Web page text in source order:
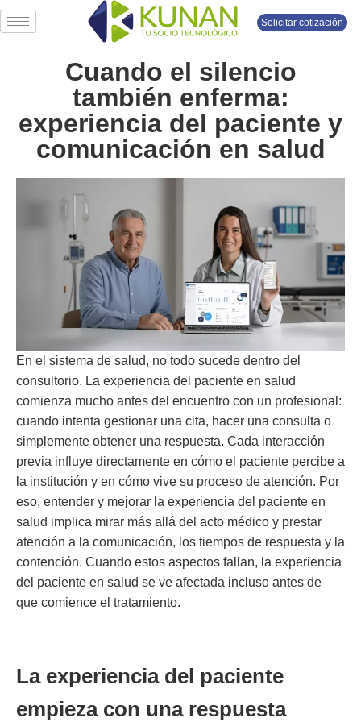
Solicitar cotización
Cuando el silencio
también enferma:
experiencia del paciente y
comunicación en salud
En el sistema de salud, no todo sucede dentro del
consultorio. La experiencia del paciente en salud
comienza mucho antes del encuentro con un profesional:
cuando intenta gestionar una cita, hacer una consulta o
simplemente obtener una respuesta. Cada interacción
previa influye directamente en cómo el paciente percibe a
la institución y en cómo vive su proceso de atención. Por
eso, entender y mejorar la experiencia del paciente en
salud implica mirar más allá del acto médico y prestar
atención a la comunicación, los tiempos de respuesta y la
contención. Cuando estos aspectos fallan, la experiencia
del paciente en salud se ve afectada incluso antes de
que comience el tratamiento.
La experiencia del paciente
empieza con una respuesta